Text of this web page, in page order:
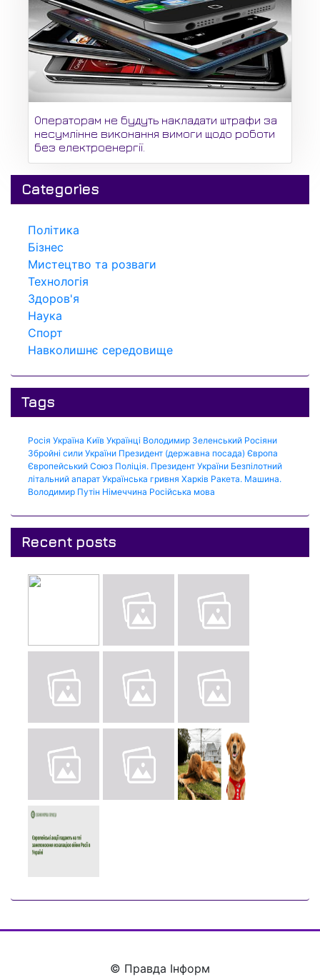
Операторам не будуть накладати штрафи за
несумлінне виконання вимоги щодо роботи
без електроенергії.
Categories
Політика
Бізнес
Мистецтво та розваги
Технологія
Здоров'я
Наука
Спорт
Навколишнє середовище
Tags
Росія Україна Київ Українці Володимир Зеленський Росіяни
Збройні сили України Президент (державна посада) Європа
Європейський Союз Поліція. Президент України Безпілотний
літальний апарат Українська гривня Харків Ракета. Машина.
Володимир Путін Німеччина Російська мова
Recent posts
© Правда Інформ